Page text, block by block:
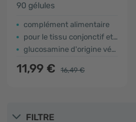
90 gélules
complément alimentaire
pour le tissu conjonctif et les os
glucosamine d'origine végétale
11,99 € 16,49 €
FILTRE